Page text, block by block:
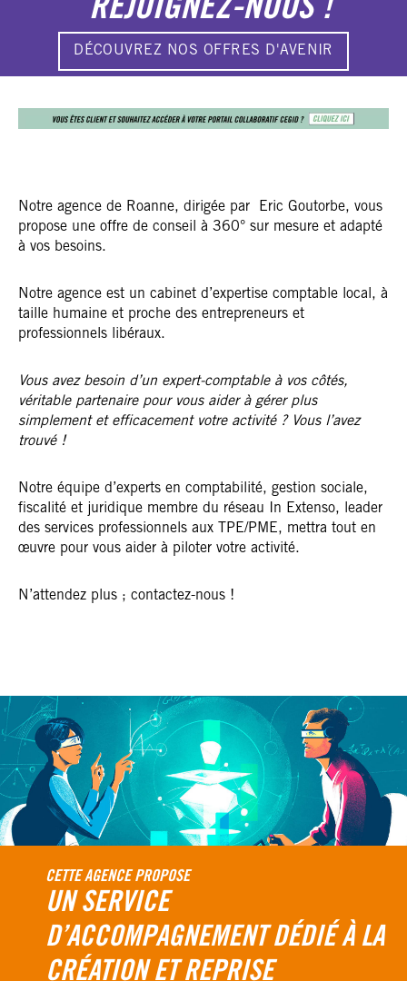
REJOIGNEZ-NOUS !
DÉCOUVREZ NOS OFFRES D'AVENIR
Notre agence de Roanne, dirigée par Eric Goutorbe, vous
propose une offre de conseil à 360° sur mesure et adapté
à vos besoins.
Notre agence est un cabinet d’expertise comptable local, à
taille humaine et proche des entrepreneurs et
professionnels libéraux.
Vous avez besoin d’un expert-comptable à vos côtés,
véritable partenaire pour vous aider à gérer plus
simplement et efficacement votre activité ? Vous l’avez
trouvé !
Notre équipe d’experts en comptabilité, gestion sociale,
fiscalité et juridique membre du réseau In Extenso, leader
des services professionnels aux TPE/PME, mettra tout en
œuvre pour vous aider à piloter votre activité.
N’attendez plus ; contactez-nous !
CETTE AGENCE PROPOSE
UN SERVICE
D’ACCOMPAGNEMENT DÉDIÉ À LA
CRÉATION ET REPRISE